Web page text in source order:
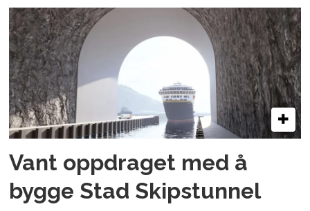
Vant oppdraget med å
bygge Stad Skipstunnel